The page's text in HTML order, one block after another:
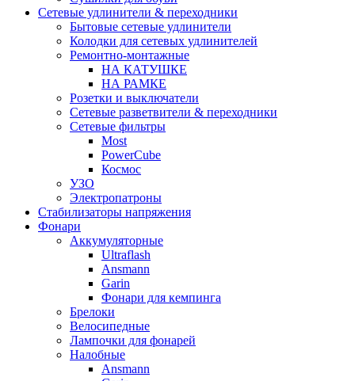
Сетевые удлинители & переходники
Бытовые сетевые удлинители
Колодки для сетевых удлинителей
Ремонтно-монтажные
НА КАТУШКЕ
НА РАМКЕ
Розетки и выключатели
Сетевые разветвители & переходники
Сетевые фильтры
Most
PowerCube
Космос
УЗО
Электропатроны
Стабилизаторы напряжения
Фонари
Аккумуляторные
Ultraflash
Ansmann
Garin
Фонари для кемпинга
Брелоки
Велосипедные
Лампочки для фонарей
Налобные
Ansmann